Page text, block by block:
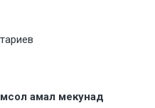
амал мекунад